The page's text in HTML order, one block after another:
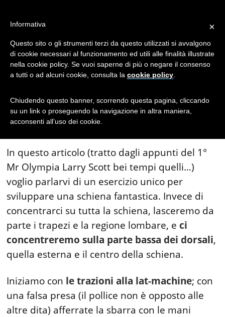
Costruiamo una
schiena enorme…
(articolo del Dott. Giuseppe Sfuncia
In questo articolo (tratto dagli appunti del 1°
Mr Olympia Larry Scott bei tempi quelli…)
voglio parlarvi di un esercizio unico per
sviluppare una schiena fantastica. Invece di
concentrarci su tutta la schiena, lasceremo da
parte i trapezi e la regione lombare, eci
concentreremo sulla parte bassa dei dorsali,
quella esterna e il centro della schiena.
Iniziamo con le trazioni alla lat-machine; con
una falsa presa (il pollice non è opposto alle
altre dita) afferrate la sbarra con le mani
×
Informativa
Questo sito o gli strumenti terzi da questo utilizzati si avvalgono
di cookie necessari al funzionamento ed utili alle finalità illustrate
nella cookie policy. Se vuoi saperne di più o negare il consenso
a tutti o ad alcuni cookie, consulta la cookie policy
Chiudendo questo banner, scorrendo questa pagina, cliccando
su un link o proseguendo la navigazione in altra maniera,
acconsenti all’uso dei cookie.